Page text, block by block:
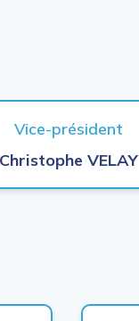
Vice-président
Christophe VELAY